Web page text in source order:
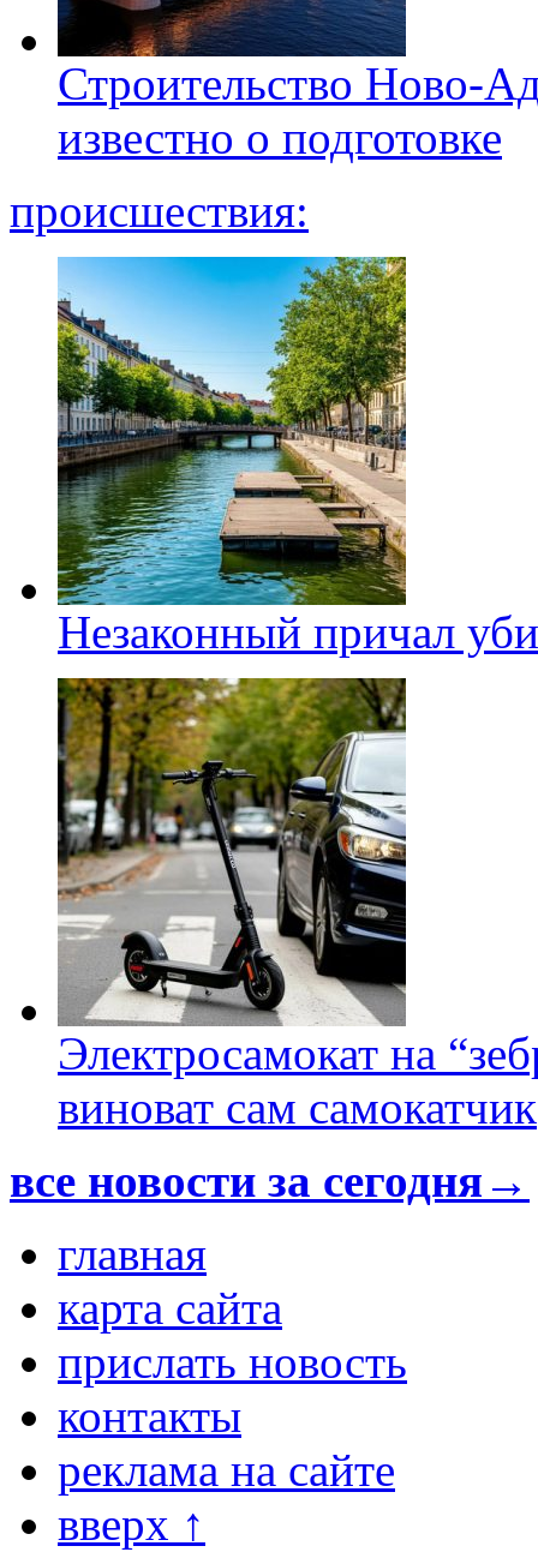
Строительство Ново-
известно о подготовке
происшествия:
Незаконный причал
Электросамокат на
виноват сам самокатчик
все новости за сегодня→
главная
карта сайта
прислать новость
контакты
реклама на сайте
вверх ↑